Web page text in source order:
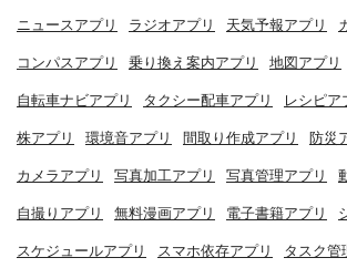
ニュースアプリ ラジオアプリ 天気予報アプリ
コンパスアプリ 乗り換え案内アプリ 地図アプリ
自転車ナビアプリ タクシー配車アプリ レシピア
株アプリ 環境音アプリ 間取り作成アプリ 防災
カメラアプリ 写真加工アプリ 写真管理アプリ
自撮りアプリ 無料漫画アプリ 電子書籍アプリ
スケジュールアプリ スマホ依存アプリ タスク管